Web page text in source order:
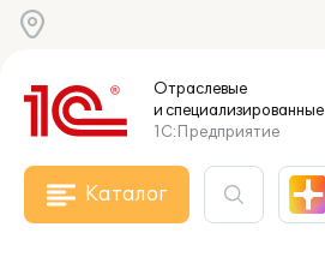
Отраслевые
и специализированные
1С:Предприятие
Каталог